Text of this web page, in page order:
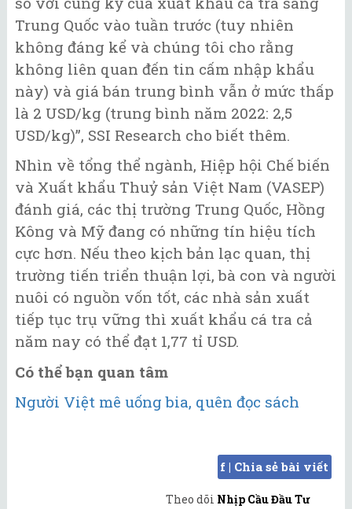
Trung Quốc vào tuần trước (tuy nhiên
không đáng kể và chúng tôi cho rằng
không liên quan đến tin cấm nhập khẩu
này) và giá bán trung bình vẫn ở mức thấp
là 2 USD/kg (trung bình năm 2022: 2,5
USD/kg)”, SSI Research cho biết thêm.
Nhìn về tổng thể ngành, Hiệp hội Chế biến
và Xuất khẩu Thuỷ sản Việt Nam (VASEP)
đánh giá, các thị trường Trung Quốc, Hồng
Kông và Mỹ đang có những tín hiệu tích
cực hơn. Nếu theo kịch bản lạc quan, thị
trường tiến triển thuận lợi, bà con và người
nuôi có nguồn vốn tốt, các nhà sản xuất
tiếp tục trụ vững thì xuất khẩu cá tra cả
năm nay có thể đạt 1,77 tỉ USD.
Có thể bạn quan tâm
Người Việt mê uống bia, quên đọc sách
f | Chia sẻ bài viết
Theo dõi Nhịp Cầu Đầu Tư